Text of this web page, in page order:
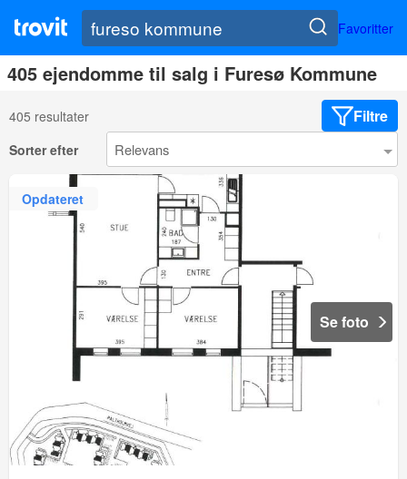
Favoritter
405 ejendomme til salg i Furesø Kommune
405 resultater Filtre
Sorter efter
Opdateret
Se foto